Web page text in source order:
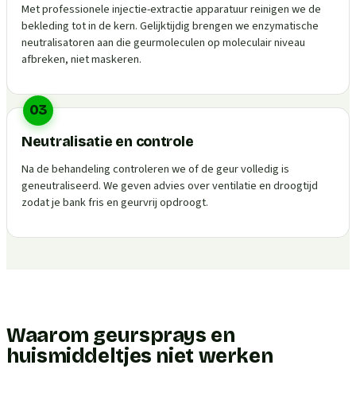
Met professionele injectie-extractie apparatuur reinigen we de
bekleding tot in de kern. Gelijktijdig brengen we enzymatische
neutralisatoren aan die geurmoleculen op moleculair niveau
afbreken, niet maskeren.
03
Neutralisatie en controle
Na de behandeling controleren we of de geur volledig is
geneutraliseerd. We geven advies over ventilatie en droogtijd
zodat je bank fris en geurvrij opdroogt.
Waarom geursprays en
huismiddeltjes niet werken